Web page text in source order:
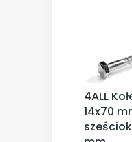
4ALL
14x70